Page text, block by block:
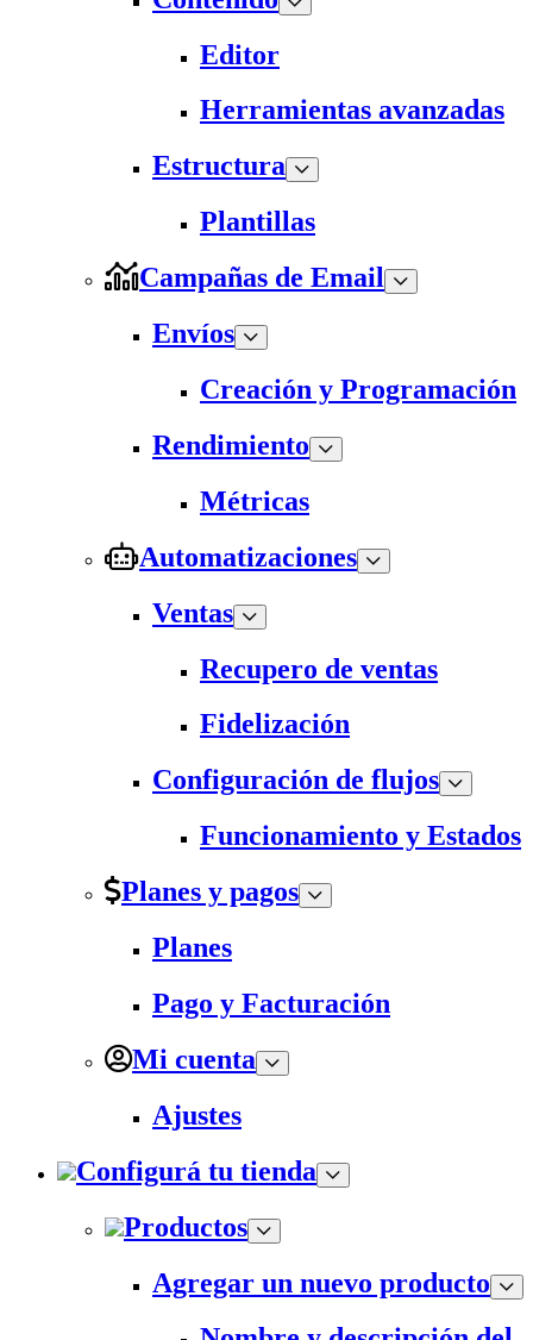
Editor
Herramientas avanzadas
Estructura
Plantillas
Campañas de Email
Envíos
Creación y Programación
Rendimiento
Métricas
Automatizaciones
Ventas
Recupero de ventas
Fidelización
Configuración de flujos
Funcionamiento y Estados
Planes y pagos
Planes
Pago y Facturación
Mi cuenta
Ajustes
Configurá tu tienda
Productos
Agregar un nuevo producto